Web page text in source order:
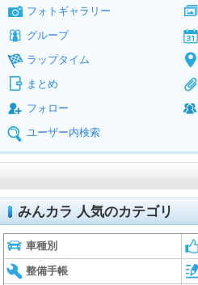
フォトギャラリー
グループ
ラップタイム
まとめ
フォロー
ユーザー内検索
みんカラ 人気のカテゴリ
車種別
整備手帳